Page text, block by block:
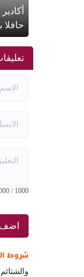
1000
/
شروط
والشتائم.